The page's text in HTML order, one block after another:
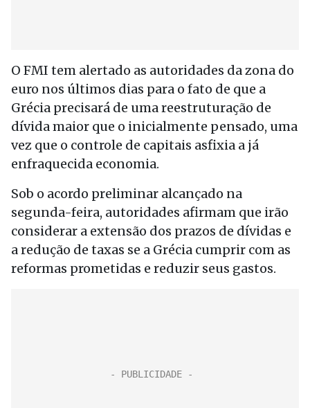
O FMI tem alertado as autoridades da zona do
euro nos últimos dias para o fato de que a
Grécia precisará de uma reestruturação de
dívida maior que o inicialmente pensado, uma
vez que o controle de capitais asfixia a já
enfraquecida economia.
Sob o acordo preliminar alcançado na
segunda-feira, autoridades afirmam que irão
considerar a extensão dos prazos de dívidas e
a redução de taxas se a Grécia cumprir com as
reformas prometidas e reduzir seus gastos.